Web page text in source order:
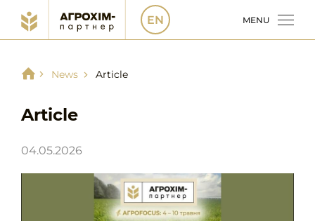
News Article
Article
04.05.2026
EN MENU